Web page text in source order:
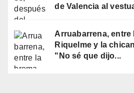
de Valencia al
Arruabarrena, entre
Riquelme y la
"No sé que dijo...